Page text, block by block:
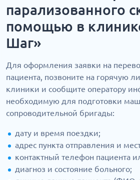
парализованного
помощью в
Шаг»
Для оформления заявки на
пациента, позвоните на горячую
клиники и сообщите оператору
необходимую для подготовки
сопроводительной бригады:
дату и время поездки;
адрес пункта отправления и
контактный телефон пациента
диагноз и состояние больного;